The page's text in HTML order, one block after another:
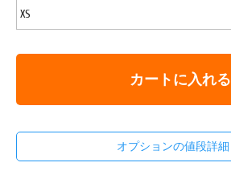
カートに入れる
オプションの値段詳細